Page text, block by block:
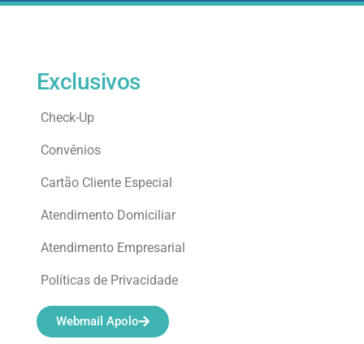
Exclusivos
Check-Up
Convênios
Cartão Cliente Especial
Atendimento Domiciliar
Atendimento Empresarial
Políticas de Privacidade
Webmail Apolo